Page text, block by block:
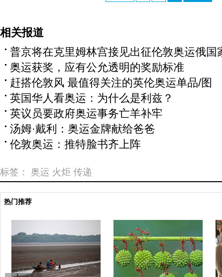
相关报道
普京将在克里姆林宫接见出征伦敦奥运俄国
奥运获奖，应有公允透明的奖励标准
赶搭伦敦风 最值得关注的英伦奥运单品/图
英国华人看奥运：为什么是利兹？
英议员要政府奥运事务亡羊补牢
汤姆·戴利：奥运金牌献给爸爸
伦敦奥运：推特脸书齐上阵
标签： 奥运 火炬 传递
热门推荐